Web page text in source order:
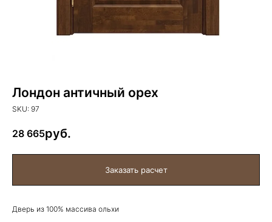
Лондон античный орех
SKU: 97
28 665
Дверь из 100% массива ольхи